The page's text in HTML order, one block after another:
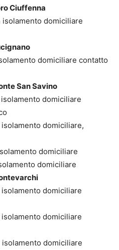
Ciuffenna
isolamento domiciliare
domiciliare contatto
San Savino
domiciliare
domiciliare,
domiciliare
domiciliare
domiciliare
domiciliare
isolamento domiciliare